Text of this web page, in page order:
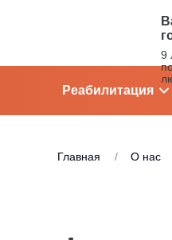
9
Реабилитация
Главная О нас